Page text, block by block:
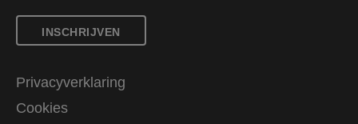
INSCHRIJVEN
Privacyverklaring
Cookies